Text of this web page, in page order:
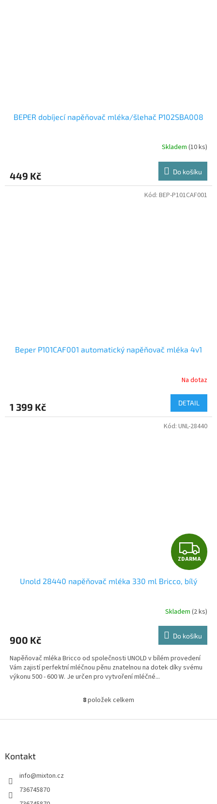
BEPER dobíjecí napěňovač mléka/šlehač P102SBA008
Skladem (10 ks)
449 Kč Do košíku
Beper P101CAF001 automatický napěňovač mléka 4v1
Na dotaz
1 399 Kč DETAIL
Kód: BEP-P101CAF001
Z
D
R
M
A
ZDARMA
Unold 28440 napěňovač mléka 330 ml Bricco, bílý
Skladem (2 ks)
900 Kč Do košíku
Napěňovač mléka Bricco od společnosti UNOLD v bílém provedení
Vám zajistí perfektní mléčnou pěnu znatelnou na dotek díky svému
výkonu 500 - 600 W. Je určen pro vytvoření mléčné...
Kód: UNL-28440
O
l
8položek celkem
Kontakt
info@mixton.cz
736745870